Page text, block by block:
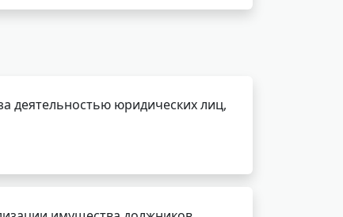
деятельностью юридических лиц,